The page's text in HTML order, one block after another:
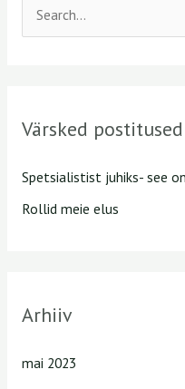
c
f
o
Värsked postitused
Spetsialistist juhiks- see
Rollid meie elus
Arhiiv
mai 2023